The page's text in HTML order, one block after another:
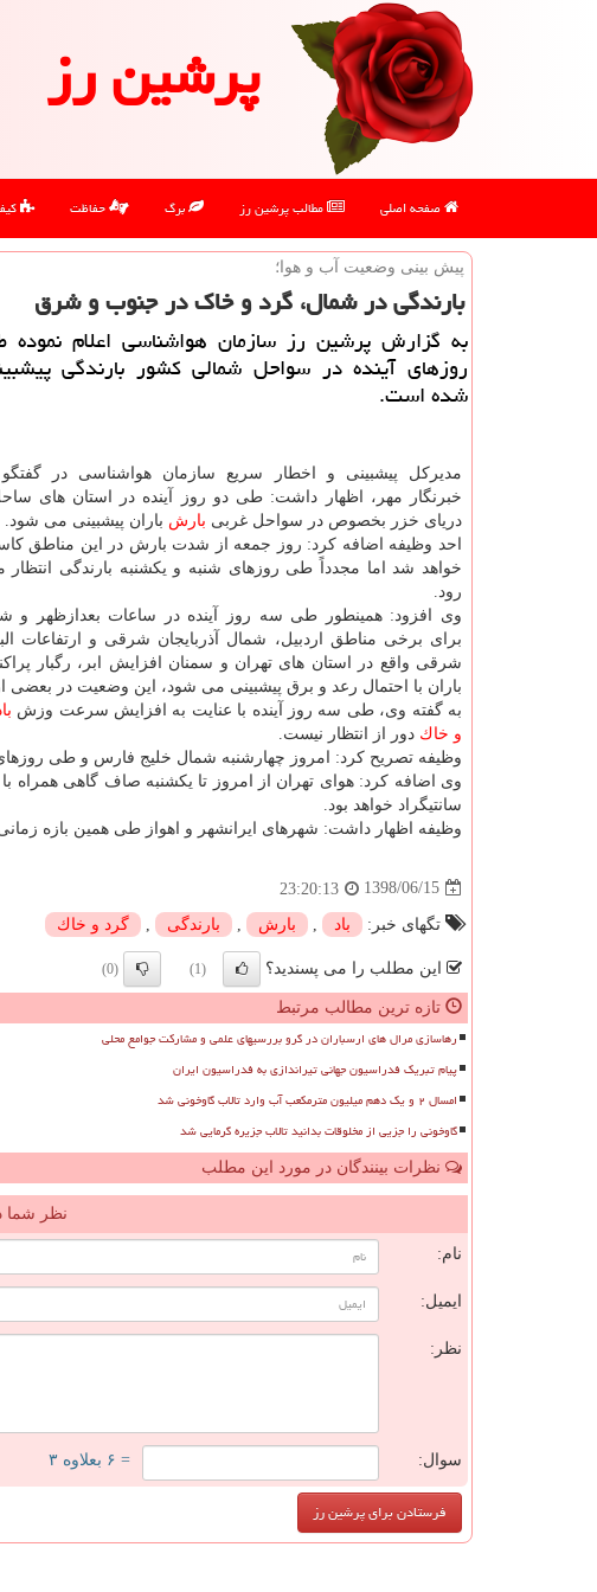
پرشین رز
صفحه اصلی مطالب پرشین رز برگ حفاظت
پیش بینی وضعیت آب و هوا؛
بارندگی در شمال، گرد و خاك در جنوب و شرق
به گزارش پرشین رز سازمان هواشناسی اعلام نموده
روزهای آینده در سواحل شمالی كشور بارندگی
شده است.
مدیركل پیشبینی و اخطار سریع سازمان هواشناسی در گفتگو
خبرنگار مهر، اظهار داشت: طی دو روز آینده در استان های
دریای خزر بخصوص در سواحل غربی بارش باران پیشبینی می شود.
احد وظیفه اضافه كرد: روز جمعه از شدت بارش در این مناطق
خواهد شد اما مجدداً طی روزهای شنبه و یكشنبه بارندگی انتظار
رود.
وی افزود: همینطور طی سه روز آینده در ساعات بعدازظهر و
برای برخی مناطق اردبیل، شمال آذربایجان شرقی و ارتفاعات
شرقی واقع در استان های تهران و سمنان افزایش ابر، رگبار
باران با احتمال رعد و برق پیشبینی می شود، این وضعیت در بعضی
به گفته وی، طی سه روز آینده با عنایت به افزایش سرعت وزش
و خاك دور از انتظار نیست.
وظیفه تصریح كرد: امروز چهارشنبه شمال خلیج فارس و طی
سانتیگراد خواهد بود.
وظیفه اظهار داشت: شهرهای ایرانشهر و اهواز طی همین بازه زمانی در گرم ترین ساعات دمای ۴۶
1398/06/15
23:20:13
تگهای خبر: باد بارش بارندگی گرد و خاك
این مطلب را می پسندید؟ (1)
(0)
تازه ترین مطالب مرتبط
رهاسازی مرال های ارسباران در گرو بررسیهای علمی و مشارکت جوامع محلی
پیام تبریک فدراسیون جهانی تیراندازی به فدراسیون ایران
امسال ۲ و یک دهم میلیون مترمکعب آب وارد تالاب گاوخونی شد
گاوخونی را جزیی از مخلوقات بدانید تالاب جزیره گرمایی شد
نظرات بینندگان در مورد این مطلب
نظر شما
نام:
ایمیل:
نظر:
سوال: = ۶ بعلاوه ۳